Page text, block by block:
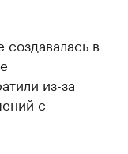
в
из-за
с